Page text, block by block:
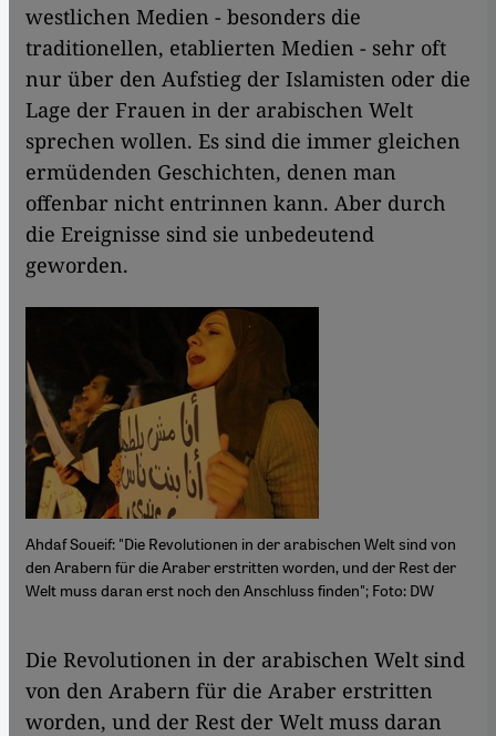
westlichen Medien - besonders die
traditionellen, etablierten Medien - sehr oft
nur über den Aufstieg der Islamisten oder die
Lage der Frauen in der arabischen Welt
sprechen wollen. Es sind die immer gleichen
ermüdenden Geschichten, denen man
offenbar nicht entrinnen kann. Aber durch
die Ereignisse sind sie unbedeutend
geworden.
Ahdaf Soueif: "Die Revolutionen in der arabischen Welt sind von
den Arabern für die Araber erstritten worden, und der Rest der
Welt muss daran erst noch den Anschluss finden"; Foto: DW
​​Die Revolutionen in der arabischen Welt sind
von den Arabern für die Araber erstritten
worden, und der Rest der Welt muss daran